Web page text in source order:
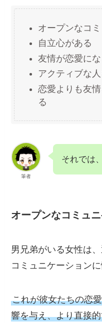
オープンなコ
自立心がある
友情が恋愛に
アクティブな
恋愛よりも友
る
筆者
それでは
オープンなコミュ
男兄弟がいる女性は
コミュニケーションに
これが彼女たちの恋
響を与え、より直接